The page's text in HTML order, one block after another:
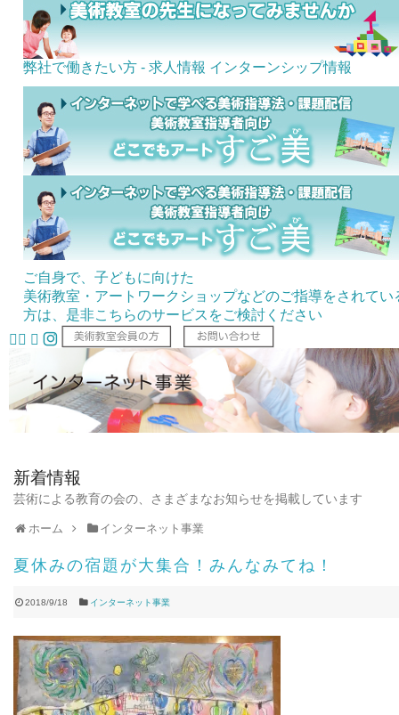
弊社で働きたい方 - 求人情報 インターンシップ情報
ご自身で、子どもに向けた
美術教室・アートワークショップなどのご指導をされてい
方は、是非こちらのサービスをご検討ください
新着情報
芸術による教育の会の、さまざまなお知らせを掲載しています
ホーム インターネット事業
夏休みの宿題が大集合！みんなみてね！
2018/9/18 インターネット事業